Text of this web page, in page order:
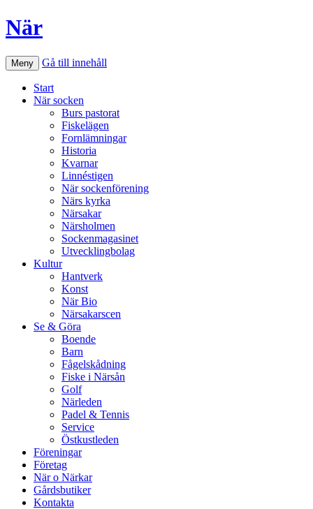
När
Meny Gå till innehåll
Start
När socken
Burs pastorat
Fiskelägen
Fornlämningar
Historia
Kvarnar
Linnéstigen
När sockenförening
Närs kyrka
Närsakar
Närsholmen
Sockenmagasinet
Utvecklingbolag
Kultur
Hantverk
Konst
När Bio
Närsakarscen
Se & Göra
Boende
Barn
Fågelskådning
Fiske i Närsån
Golf
Närleden
Padel & Tennis
Service
Östkustleden
Föreningar
Företag
När o Närkar
Gårdsbutiker
Kontakta